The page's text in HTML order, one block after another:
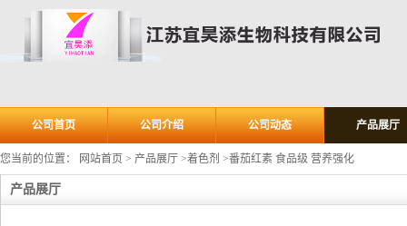
公司首页 公司介绍 公司动态 产品展厅
您当前的位置： 网站首页 > 产品展厅 >着色剂 >番茄红素 食品级 营养强化
产品展厅